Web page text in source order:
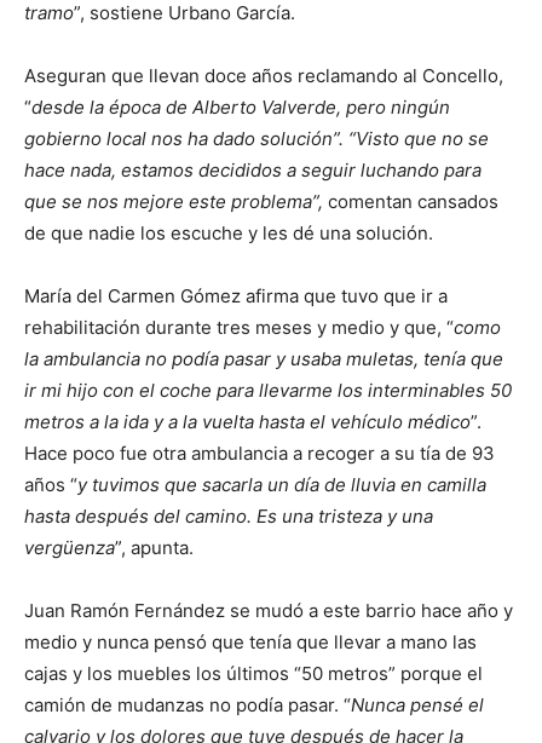
tramo”, sostiene Urbano García.
Aseguran que llevan doce años reclamando al Concello,
“desde la época de Alberto Valverde, pero ningún
gobierno local nos ha dado solución”. “Visto que no se
hace nada, estamos decididos a seguir luchando para
que se nos mejore este problema”, comentan cansados
de que nadie los escuche y les dé una solución.
María del Carmen Gómez afirma que tuvo que ir a
rehabilitación durante tres meses y medio y que, “como
la ambulancia no podía pasar y usaba muletas, tenía que
ir mi hijo con el coche para llevarme los interminables 50
metros a la ida y a la vuelta hasta el vehículo médico”.
Hace poco fue otra ambulancia a recoger a su tía de 93
años “y tuvimos que sacarla un día de lluvia en camilla
hasta después del camino. Es una tristeza y una
vergüenza”, apunta.
Juan Ramón Fernández se mudó a este barrio hace año y
medio y nunca pensó que tenía que llevar a mano las
cajas y los muebles los últimos “50 metros” porque el
camión de mudanzas no podía pasar. “Nunca pensé el
calvario y los dolores que tuve después de hacer la